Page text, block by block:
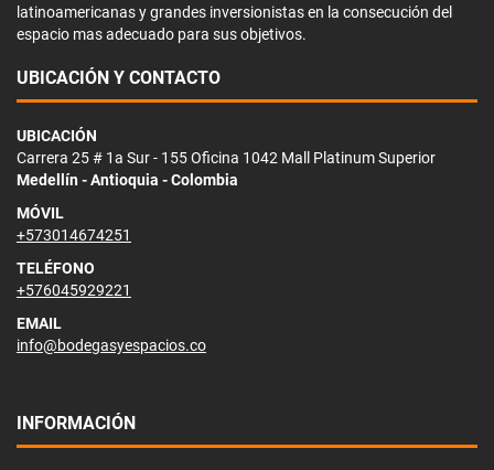
latinoamericanas y grandes inversionistas en la consecución del
espacio mas adecuado para sus objetivos.
UBICACIÓN Y CONTACTO
UBICACIÓN
Carrera 25 # 1a Sur - 155 Oficina 1042 Mall Platinum Superior
Medellín - Antioquia - Colombia
MÓVIL
+573014674251
TELÉFONO
+576045929221
EMAIL
info@bodegasyespacios.co
INFORMACIÓN